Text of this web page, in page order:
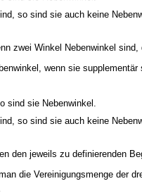
so sind sie auch keine
zwei Winkel Nebenwinkel
wenn sie supplementär
sind sie Nebenwinkel.
so sind sie auch keine
den jeweils zu definierenden
die Vereinigungsmenge der